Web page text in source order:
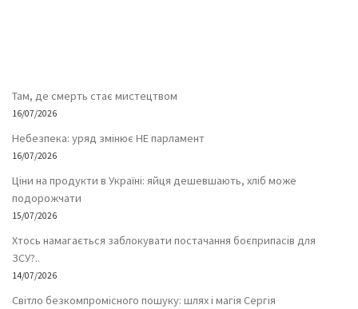
Там, де смерть стає мистецтвом
16/07/2026
Небезпека: уряд змінює НЕ парламент
16/07/2026
Ціни на продукти в Україні: яйця дешевшають, хліб може
подорожчати
15/07/2026
Хтось намагається заблокувати постачання боєприпасів для
ЗСУ?..
14/07/2026
Світло безкомпромісного пошуку: шлях і магія Сергія